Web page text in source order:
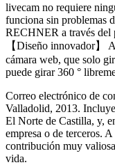
livecam no requiere
funciona sin problemas
RECHNER a través
【Diseño innovador】
cámara web, que solo
puede girar 360 °
Correo electrónico de
Valladolid, 2013.
El Norte de Castilla, y,
empresa o de terceros.
contribución muy
vida.